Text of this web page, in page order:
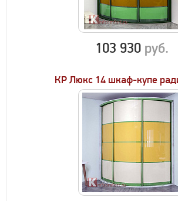
103 930 руб.
КР Люкс 14 шкаф-купе